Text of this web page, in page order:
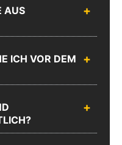
AUS
ICH VOR DEM